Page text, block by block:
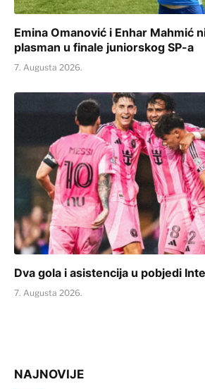
Emina Omanović i Enhar Mahmić
plasman u finale juniorskog SP-a
7. Augusta 2026.
Dva gola i asistencija u pobjedi
7. Augusta 2026.
NAJNOVIJE